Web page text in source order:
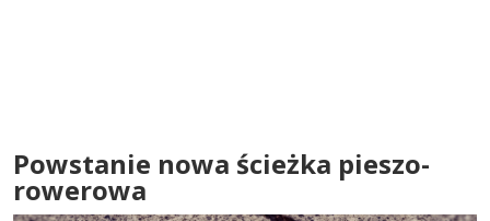
Powstanie nowa ścieżka pieszo-
rowerowa